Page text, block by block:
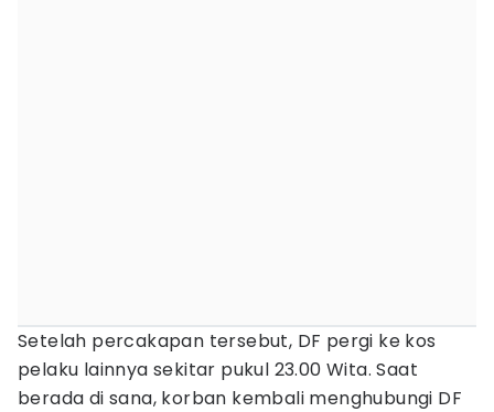
Setelah percakapan tersebut, DF pergi ke kos
pelaku lainnya sekitar pukul 23.00 Wita. Saat
berada di sana, korban kembali menghubungi DF